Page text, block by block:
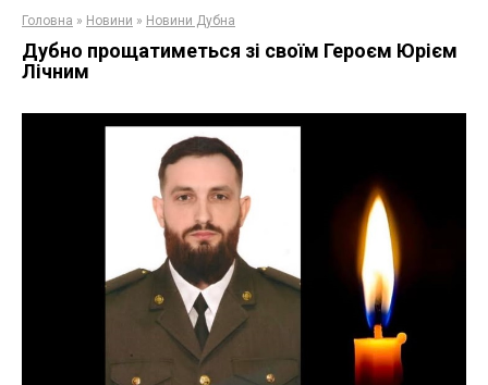
Головна » Новини » Новини Дубна
Дубно прощатиметься зі своїм Героєм Юрієм
Лічним